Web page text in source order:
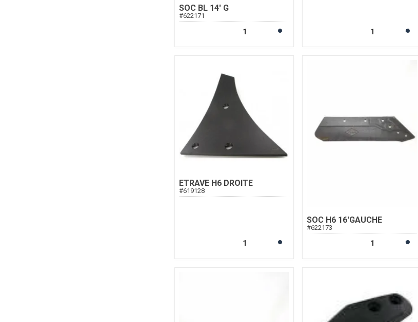
SOC BL 14' G
#622171
ETRAVE H6 DROITE
#619128
SOC H6 16'GAUCHE
#622173